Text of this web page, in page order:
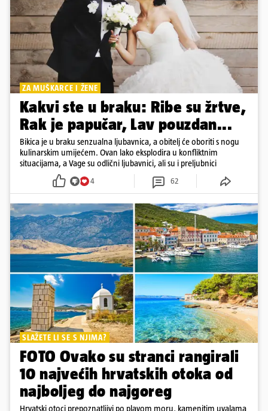
ZA MUŠKARCE I ŽENE
Kakvi ste u braku: Ribe su žrtve,
Rak je papučar, Lav pouzdan...
Bikica je u braku senzualna ljubavnica, a obitelj će oboriti s nogu
kulinarskim umijećem. Ovan lako eksplodira u konfliktnim
situacijama, a Vage su odlični ljubavnici, ali su i preljubnici
4 62
SLAŽETE LI SE S NJIMA?
FOTO Ovako su stranci rangirali
10 najvećih hrvatskih otoka od
najboljeg do najgoreg
Hrvatski otoci prepoznatljivi po plavom moru, kamenitim uvalama